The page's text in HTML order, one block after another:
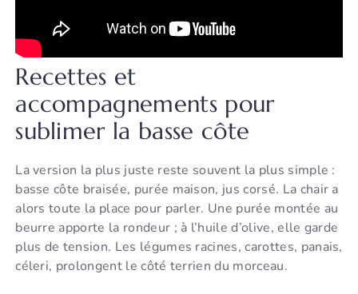
Recettes et
accompagnements pour
sublimer la basse côte
La version la plus juste reste souvent la plus simple :
basse côte braisée, purée maison, jus corsé. La chair a
alors toute la place pour parler. Une purée montée au
beurre apporte la rondeur ; à l’huile d’olive, elle garde
plus de tension. Les légumes racines, carottes, panais,
céleri, prolongent le côté terrien du morceau.